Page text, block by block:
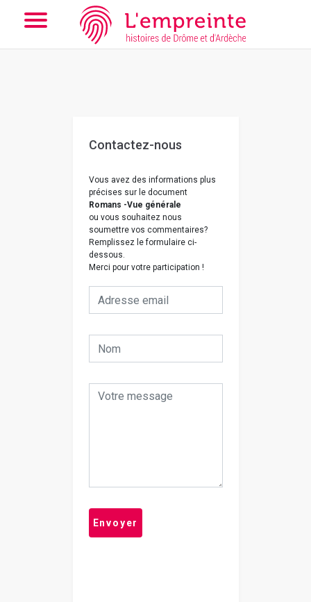
Array ( [slug] => nous-contacter [doc] => B263626101_CP12 )
Add the new slick-theme.css if you want the default styling
Contactez-nous
Vous avez des informations plus
précises sur le document
Romans -Vue générale
ou vous souhaitez nous
soumettre vos commentaires?
Remplissez le formulaire ci-
dessous.
Merci pour votre participation !